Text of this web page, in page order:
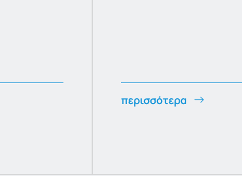
περισσότερα